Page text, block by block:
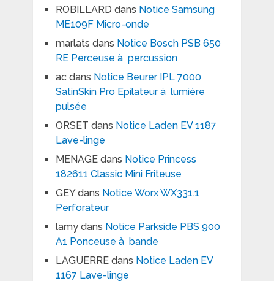
ROBILLARD dans Notice Samsung
ME109F Micro-onde
marlats dans Notice Bosch PSB 650
RE Perceuse à percussion
acdans Notice Beurer IPL 7000
SatinSkin Pro Epilateur à lumière
pulsée
ORSET dans Notice Laden EV 1187
Lave-linge
MENAGEdans Notice Princess
182611 Classic Mini Friteuse
GEYdans Notice Worx WX331.1
Perforateur
lamydans Notice Parkside PBS 900
A1 Ponceuse à bande
LAGUERREdans Notice Laden EV
1167 Lave-linge